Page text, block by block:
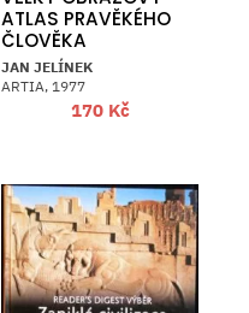
ATLAS PRAVĚKÉHO
ČLOVĚKA
JAN JELÍNEK
ARTIA, 1977
170 Kč